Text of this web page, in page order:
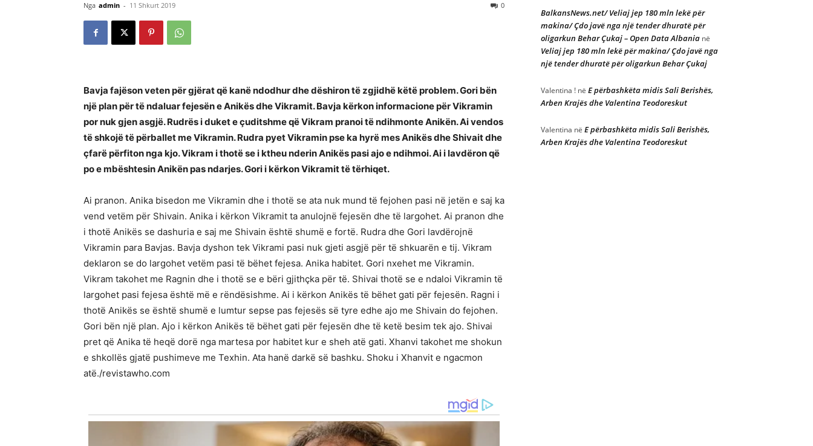
Nga admin - 11 Shkurt 2019 0
Bavja fajëson veten për gjërat që kanë ndodhur dhe dëshiron të zgjidhë këtë problem. Gori bën
një plan për të ndaluar fejesën e Anikës dhe Vikramit. Bavja kërkon informacione për Vikramin
por nuk gjen asgjë. Rudrës i duket e çuditshme që Vikram pranoi të ndihmonte Anikën. Ai vendos
të shkojë të përballet me Vikramin. Rudra pyet Vikramin pse ka hyrë mes Anikës dhe Shivait dhe
çfarë përfiton nga kjo. Vikram i thotë se i ktheu nderin Anikës pasi ajo e ndihmoi. Ai i lavdëron që
po e mbështesin Anikën pas ndarjes. Gori i kërkon Vikramit të tërhiqet.
Ai pranon. Anika bisedon me Vikramin dhe i thotë se ata nuk mund të fejohen pasi në jetën e saj ka
vend vetëm për Shivain. Anika i kërkon Vikramit ta anulojnë fejesën dhe të largohet. Ai pranon dhe
i thotë Anikës se dashuria e saj me Shivain është shumë e fortë. Rudra dhe Gori lavdërojnë
Vikramin para Bavjas. Bavja dyshon tek Vikrami pasi nuk gjeti asgjë për të shkuarën e tij. Vikram
deklaron se do largohet vetëm pasi të bëhet fejesa. Anika habitet. Gori nxehet me Vikramin.
Vikram takohet me Ragnin dhe i thotë se e bëri gjithçka për të. Shivai thotë se e ndaloi Vikramin të
largohet pasi fejesa është më e rëndësishme. Ai i kërkon Anikës të bëhet gati për fejesën. Ragni i
thotë Anikës se është shumë e lumtur sepse pas fejesës së tyre edhe ajo me Shivain do fejohen.
Gori bën një plan. Ajo i kërkon Anikës të bëhet gati për fejesën dhe të ketë besim tek ajo. Shivai
pret që Anika të heqë dorë nga martesa por habitet kur e sheh atë gati. Xhanvi takohet me shokun
e shkollës gjatë pushimeve me Texhin. Ata hanë darkë së bashku. Shoku i Xhanvit e ngacmon
atë./revistawho.com
BalkansNews.net/ Veliaj jep 180 mln lekë për
makina/ Çdo javë nga një tender dhuratë për
oligarkun Behar Çukaj – Open Data Albania në
Veliaj jep 180 mln lekë për makina/ Çdo javë nga
një tender dhuratë për oligarkun Behar Çukaj
Valentina ! në E përbashkëta midis Sali Berishës,
Arben Krajës dhe Valentina Teodoreskut
Valentina në E përbashkëta midis Sali Berishës,
Arben Krajës dhe Valentina Teodoreskut